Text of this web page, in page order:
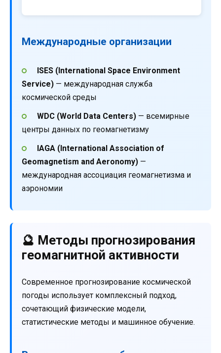
Международные организации
ISES (International Space Environment
Service) — международная служба
космической среды
WDC (World Data Centers)— всемирные
центры данных по геомагнетизму
IAGA (International Association of
Geomagnetism and Aeronomy) —
международная ассоциация геомагнетизма и
аэрономии
🔮 Методы прогнозирования
геомагнитной активности
Современное прогнозирование космической
погоды использует комплексный подход,
сочетающий физические модели,
статистические методы и машинное обучение.